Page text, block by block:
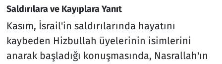
Saldırılara ve Kayıplara Yanıt
Kasım, İsrail'in saldırılarında hayatını
kaybeden Hizbullah üyelerinin isimlerini
anarak başladığı konuşmasında, Nasrallah'ın